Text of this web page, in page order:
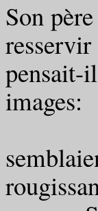
Son
images:
-A